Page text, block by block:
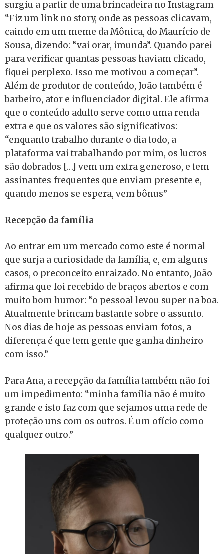
surgiu a partir de uma brincadeira no Instagram
“Fiz um link no story, onde as pessoas clicavam,
caindo em um meme da Mônica, do Maurício de
Sousa, dizendo: “vai orar, imunda”. Quando parei
para verificar quantas pessoas haviam clicado,
fiquei perplexo. Isso me motivou a começar”.
Além de produtor de conteúdo, João também é
barbeiro, ator e influenciador digital. Ele afirma
que o conteúdo adulto serve como uma renda
extra e que os valores são significativos:
“enquanto trabalho durante o dia todo, a
plataforma vai trabalhando por mim, os lucros
são dobrados […] vem um extra generoso, e tem
assinantes frequentes que enviam presente e,
quando menos se espera, vem bônus”
Recepção da família
Ao entrar em um mercado como este é normal
que surja a curiosidade da família, e, em alguns
casos, o preconceito enraizado. No entanto, João
afirma que foi recebido de braços abertos e com
muito bom humor: “o pessoal levou super na boa.
Atualmente brincam bastante sobre o assunto.
Nos dias de hoje as pessoas enviam fotos, a
diferença é que tem gente que ganha dinheiro
com isso.”
Para Ana, a recepção da família também não foi
um impedimento: “minha família não é muito
grande e isto faz com que sejamos uma rede de
proteção uns com os outros. É um ofício como
qualquer outro.”